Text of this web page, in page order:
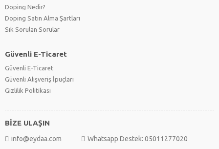
Doping Nedir?
Doping Satın Alma Şartları
Sık Sorulan Sorular
Güvenli E-Ticaret
Güvenli E-Ticaret
Güvenli Alışveriş İpuçları
Gizlilik Politikası
BİZE ULAŞIN
info@eydaa.com Whatsapp Destek: 05011277020